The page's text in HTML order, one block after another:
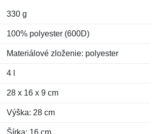
330 g
100% polyester (600D)
Materiálové zloženie: polyester
4 l
28 x 16 x 9 cm
Výška: 28 cm
Šírka: 16 cm